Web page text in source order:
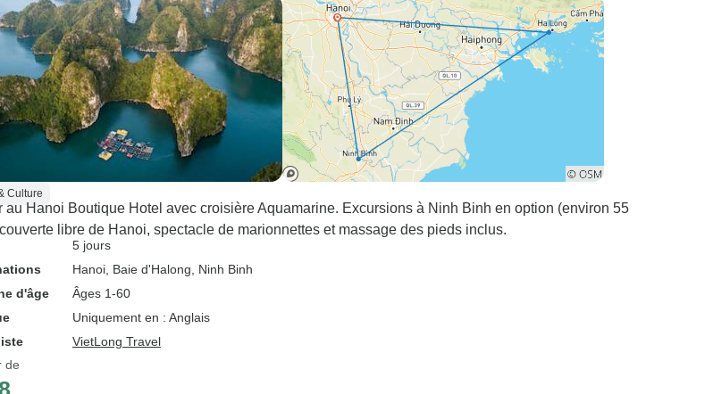
Culture
au Hanoi Boutique Hotel avec croisière Aquamarine. Excursions à Ninh Binh en option (environ 55
libre de Hanoi, spectacle de marionnettes et massage des pieds inclus.
5 jours
Hanoi , Baie d'Halong , Ninh Binh
d'âge
Âges 1-60
Uniquement en : Anglais
VietLong Travel
de